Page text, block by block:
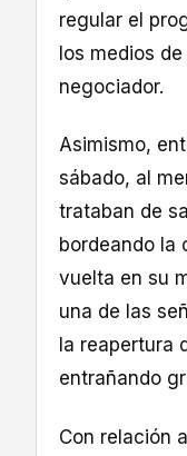
regular el
los medios
negociador.
Asimismo,
sábado, al
trataban de
bordeando la
vuelta en su
una de las
la reapertura
entrañando
Con relación